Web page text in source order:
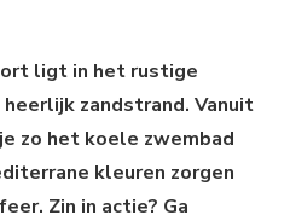
ligt in het rustige
zandstrand. Vanuit
zo het koele zwembad
kleuren zorgen
Zin in actie? Ga